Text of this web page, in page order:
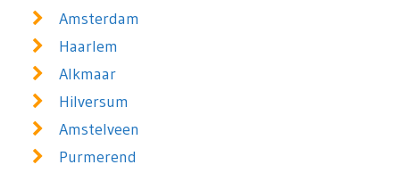
Amsterdam
Haarlem
Alkmaar
Hilversum
Amstelveen
Purmerend